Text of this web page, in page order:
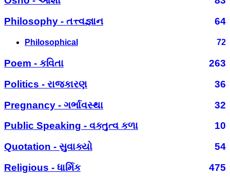
Philosophy - તત્ત્વજ્ઞાન
64
Philosophical 72
Poem - કવિતા
263
Politics - રાજકારણ
36
Pregnancy - ગર્ભાવસ્થા
32
Public Speaking - વક્તુત્વ કળા
10
Quotation - સુવાક્યો
54
Religious - ધાર્મિક
475